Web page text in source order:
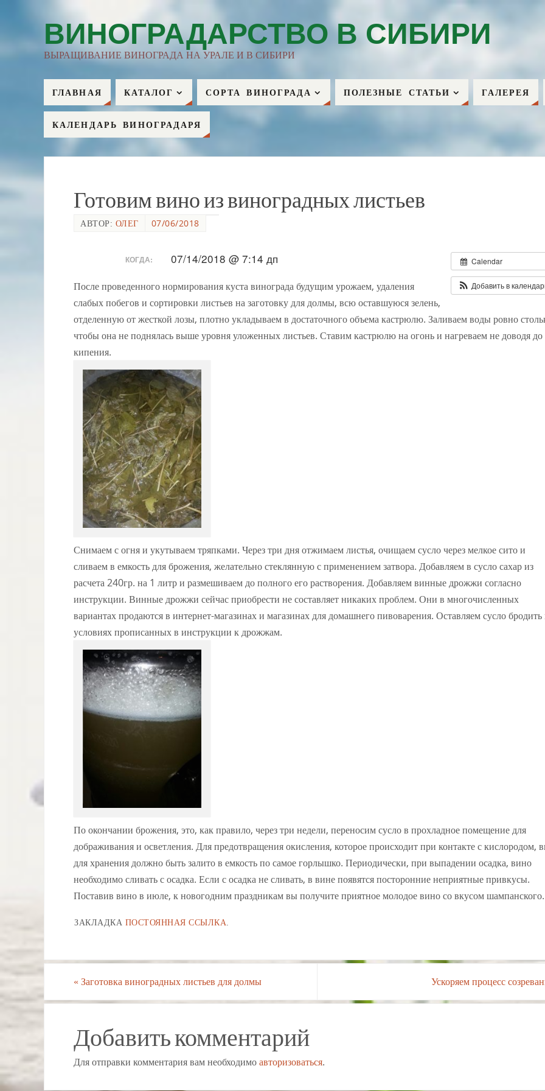
ВИНОГРАДАРСТВО В СИБИРИ
ВЫРАЩИВАНИЕ ВИНОГРАДА НА УРАЛЕ И В СИБИРИ
ГЛАВНАЯ КАТАЛОГ СОРТА ВИНОГРАДА ПОЛЕЗНЫЕ СТАТЬИ ГАЛЕРЕЯ
КАЛЕНДАРЬ ВИНОГРАДАРЯ
Готовим вино из виноградных листьев
АВТОР: ОЛЕГ 07/06/2018
Calendar
Добавить в
КОГДА: 07/14/2018 @ 7:14 дп
После проведенного нормирования куста винограда будущим урожаем, удаления
слабых побегов и сортировки листьев на заготовку для долмы, всю оставшуюся зелень,
отделенную от жесткой лозы, плотно укладываем в достаточного объема кастрюлю. Заливаем воды ровно
чтобы она не поднялась выше уровня уложенных листьев. Ставим кастрюлю на огонь и нагреваем не доводя до
кипения.
Снимаем с огня и укутываем тряпками. Через три дня отжимаем листья, очищаем сусло через мелкое сито и
сливаем в емкость для брожения, желательно стеклянную с применением затвора. Добавляем в сусло сахар из
расчета 240гр. на 1 литр и размешиваем до полного его растворения. Добавляем винные дрожжи согласно
инструкции. Винные дрожжи сейчас приобрести не составляет никаких проблем. Они в многочисленных
вариантах продаются в интернет-магазинах и магазинах для домашнего пивоварения. Оставляем сусло бродить
условиях прописанных в инструкции к дрожжам.
По окончании брожения, это, как правило, через три недели, переносим сусло в прохладное помещение для
дображивания и осветления. Для предотвращения окисления, которое происходит при контакте с кислородом,
для хранения должно быть залито в емкость по самое горлышко. Периодически, при выпадении осадка, вино
необходимо сливать с осадка. Если с осадка не сливать, в вине появятся посторонние неприятные привкусы.
Поставив вино в июле, к новогодним праздникам вы получите приятное молодое вино со вкусом шампанского.
ЗАКЛАДКА ПОСТОЯННАЯ ССЫЛКА.
« Заготовка виноградных листьев для долмы Ускоряем процесс
Добавить комментарий
Для отправки комментария вам необходимоавторизоваться.